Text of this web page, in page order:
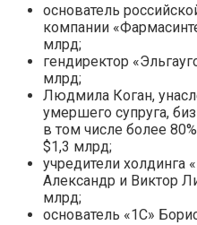
основатель
компании
млрд;
гендиректор
млрд;
Людмила Коган,
умершего супруга,
в том числе более
$1,3 млрд;
учредители холдинга
Александр и Виктор
млрд;
основатель «1С»